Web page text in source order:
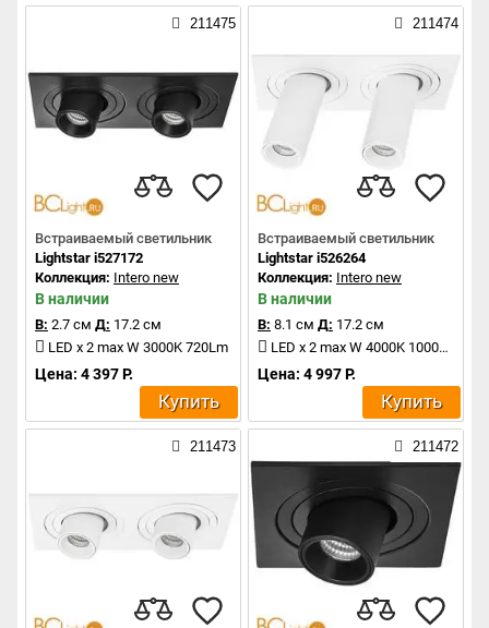
211475
Встраиваемый светильник
Lightstar i527172
Коллекция: Intero new
В наличии
В: 2.7 см Д: 17.2 см
LED x 2 max W 3000K 720Lm
Цена: 4 397 Р.
Купить
211474
Встраиваемый светильник
Lightstar i526264
Коллекция: Intero new
В наличии
В: 8.1 см Д: 17.2 см
LED x 2 max W 4000K 1000Lm
Цена: 4 997 Р.
Купить
211473 211472